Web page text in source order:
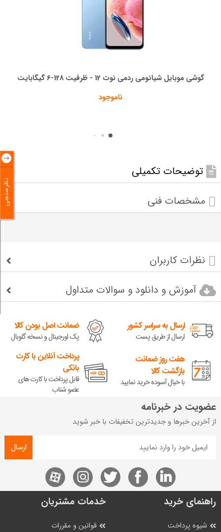
گوشی موبایل شیائومی ردمی نوت 12 - ظرفیت 128-6 گیگابایت
ناموجود
توضیحات تکمیلی
مشخصات فنی
نظرات کاربران
آموزش و دانلود و سوالات متداول
ارسال به سراسر کشور
ارسال از طریق پست
ضمانت اصل بودن کالا
پک اورجینال و نسخه گلوبال
هفت روز ضمانت
بازگشت کالا
با خیال آسوده خرید نمایید
پرداخت آنلاین با کارت
بانکی
قابل پرداخت با کارت های
عضو شتاب
عضویت در خبرنامه
از آخرین خبرها و جدیدترین تخفیفات با خبر شوید
ارسال
راهنمای خرید
شیوه پرداخت
خدمات مشتریان
قوانین و مقررات
نظرسنجی